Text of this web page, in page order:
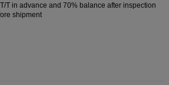
T in advance and 70% balance after inspection
shipment